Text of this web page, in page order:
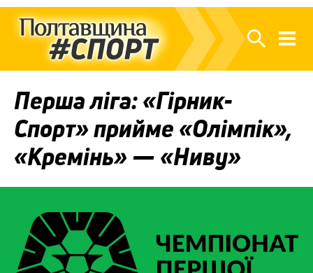
Перша ліга: «Гірник-
Спорт» прийме «Олімпік»,
«Кремінь» — «Ниву»